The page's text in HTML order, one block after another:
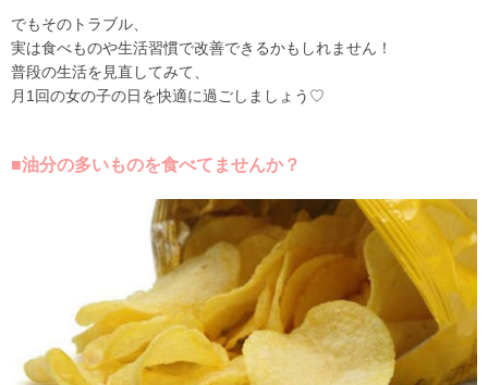
でもそのトラブル、
実は食べものや生活習慣で改善できるかもしれません！
普段の生活を見直してみて、
月1回の女の子の日を快適に過ごしましょう♡
■油分の多いものを食べてませんか？